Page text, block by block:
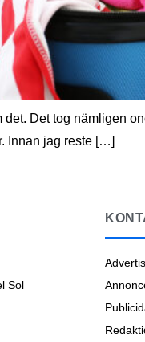
Det tog nämligen
Innan jag reste […]
Sol